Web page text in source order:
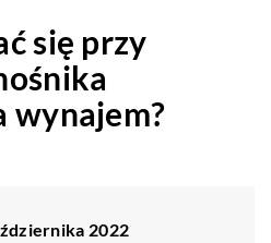
się przy
wynajem?
2022